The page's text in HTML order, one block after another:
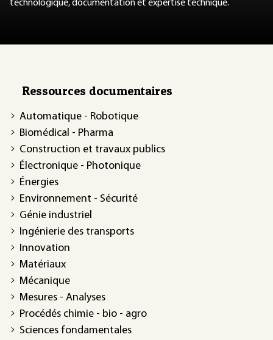
technologique, documentation et expertise technique.
Ressources documentaires
Automatique - Robotique
Biomédical - Pharma
Construction et travaux publics
Électronique - Photonique
Énergies
Environnement - Sécurité
Génie industriel
Ingénierie des transports
Innovation
Matériaux
Mécanique
Mesures - Analyses
Procédés chimie - bio - agro
Sciences fondamentales